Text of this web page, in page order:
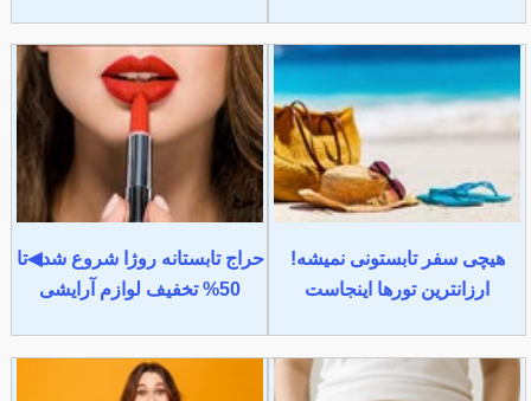
هیچی سفر تابستونی نمیشه!
ارزانترین تورها اینجاست
حراج تابستانه روژا شروع شد◀تا
50% تخفیف لوازم آرایشی